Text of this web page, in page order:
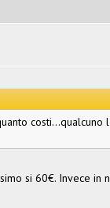
costi...qualcuno
si 60€. Invece in